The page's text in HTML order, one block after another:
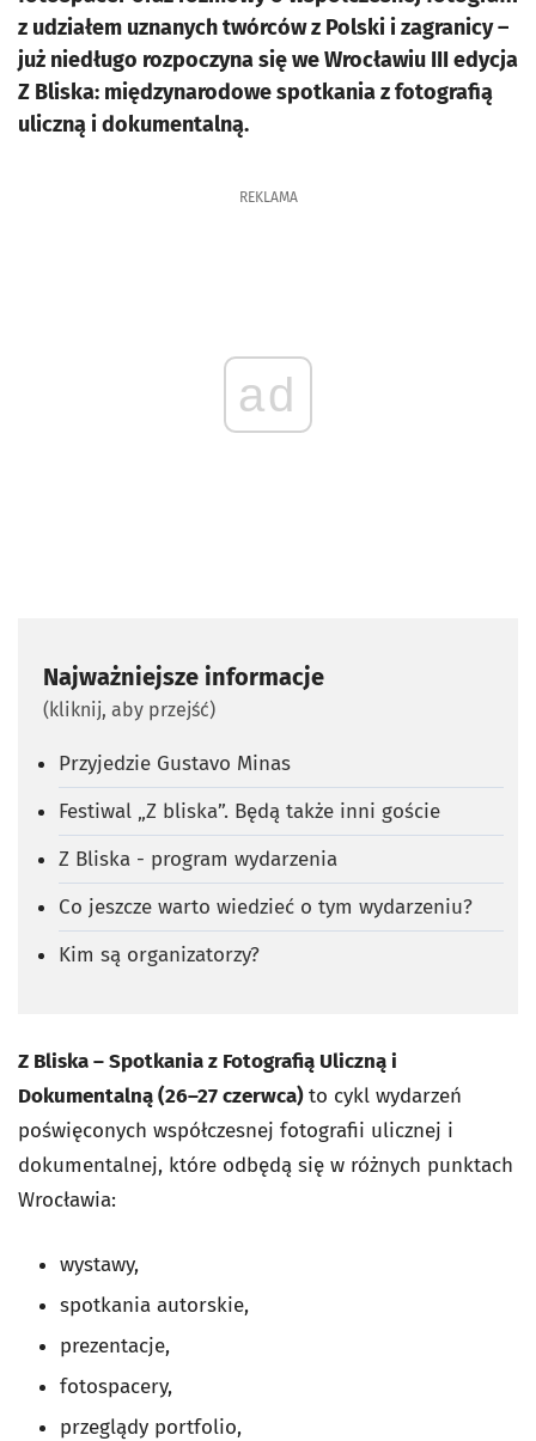
z udziałem uznanych twórców z Polski i zagranicy –
już niedługo rozpoczyna się we Wrocławiu III edycja
Z Bliska: międzynarodowe spotkania z fotografią
uliczną i dokumentalną.
REKLAMA
ad
Najważniejsze informacje
(kliknij, aby przejść)
Przyjedzie Gustavo Minas
Festiwal „Z bliska”. Będą także inni goście
Z Bliska - program wydarzenia
Co jeszcze warto wiedzieć o tym wydarzeniu?
Kim są organizatorzy?
Z Bliska – Spotkania z Fotografią Uliczną i
Dokumentalną (26–27 czerwca)to cykl wydarzeń
poświęconych współczesnej fotografii ulicznej i
dokumentalnej, które odbędą się w różnych punktach
Wrocławia:
wystawy,
spotkania autorskie,
prezentacje,
fotospacery,
przeglądy portfolio,